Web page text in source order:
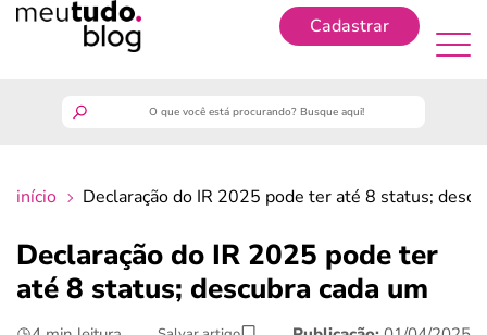
Cadastrar
finanças
início Declaração do IR 2025 pode ter até 8 status;
Declaração do IR 2025 pode ter
até 8 status; descubra cada um